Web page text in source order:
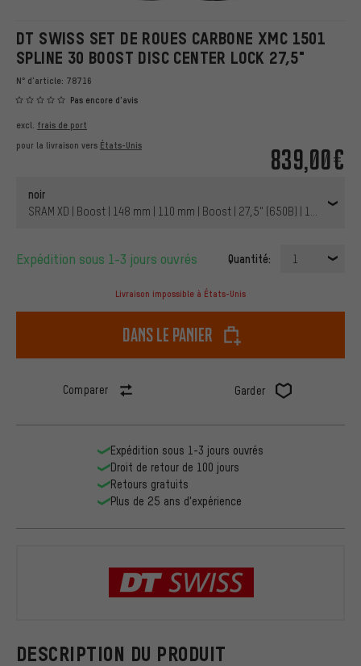
DT SWISS SET DE ROUES CARBONE XMC 1501
SPLINE 30 BOOST DISC CENTER LOCK 27,5"
N° d'article: 78716
Pas encore d'avis
839,00€
excl. frais de port
pour la livraison vers États-Unis
noir
SRAM XD | Boost | 148 mm | 110 mm | Boost | 27,5" (650B) | 110 mm |
Expédition sous 1-3 jours ouvrés Quantité: 1
Livraison impossible à États-Unis
dans le panier
Comparer Garder
DESCRIPTION DU PRODUIT
Expédition sous 1-3 jours ouvrés
Droit de retour de 100 jours
Retours gratuits
Plus de 25 ans d'expérience
DT Swiss